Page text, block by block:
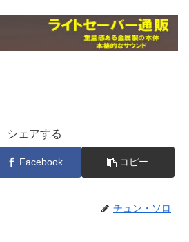
シェアする
Facebook コピー
チュン・ソロ